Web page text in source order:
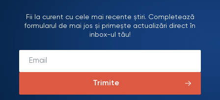
Fii la curent cu cele mai recente știri. Completează
formularul de mai jos și primește actualizări direct în
inbox-ul tău!
Trimite